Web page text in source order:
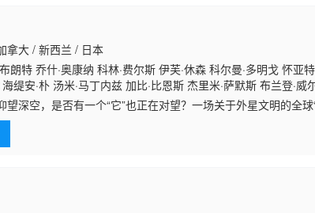
拿大 / 新西兰 / 日本
朗特 乔什·奥康纳 科林·费尔斯 伊芙·休森 科尔曼·多明戈 怀亚
缇安·朴 汤米·马丁内兹 加比·比恩斯 杰里米·萨默斯 布兰登·威
拉克 迈克尔·加斯顿 麦肯娜·布里杰 斯万米·萨姆派奥 艾米丽·麦
·西尔科克 奇里尔·保兰 库利·卡尔文 伊丽莎白·斯坦利
望深空，是否有一个“它”也正在对望？一场关于外星文明的全
藏的真相，为何有人想要将它永远封存？